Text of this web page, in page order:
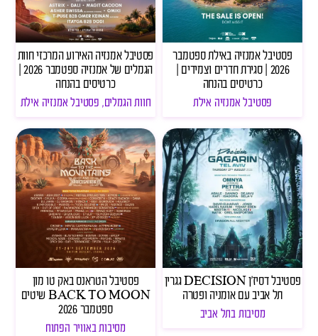
פסטיבל אמנזיה באילת ספטמבר
2026 | סגירת חדרים וצמידים |
כרטיסים בהנחה
פסטיבל אמנזיה אילת
פסטיבל אמנזיה האירוע המרכזי חוות
הגמלים של אמנזיה ספטמבר 2026 |
כרטיסים בהנחה
חוות הגמלים, פסטיבל אמנזיה אילת
פסטיבל דסיז'ן DECISION גגרין
תל אביב עם אומניה ופטרה
מסיבות בתל אביב
פסטיבל הטראנס באק טו מון
BACK TO MOON שיטים
ספטמבר 2026
מסיבות באוויר הפתוח